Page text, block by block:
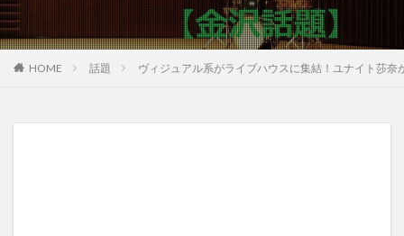
HOME 話題 ヴィジュアル系がライブハウスに集結！ユナイト莎